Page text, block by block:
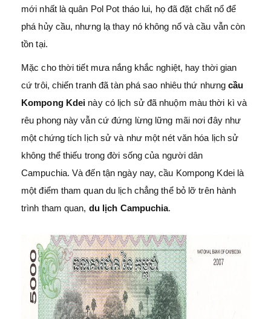
mới nhất là quân Pol Pot tháo lui, họ đã đặt chất nổ để
phá hủy cầu, nhưng lạ thay nó không nổ và cầu vẫn còn
tồn tại.
Mặc cho thời tiết mưa nắng khắc nghiệt, hay thời gian
cứ trôi, chiến tranh đã tàn phá sao nhiêu thứ nhưng cầu
Kompong Kdei này có lịch sử đã nhuộm màu thời kì và
rêu phong này vẫn cứ đứng lừng lững mãi nơi đây như
một chứng tích lịch sử và như một nét văn hóa lịch sử
không thể thiếu trong đời sống của người dân
Campuchia. Và đến tận ngày nay, cầu Kompong Kdei là
một điểm tham quan du lịch chẳng thể bỏ lỡ trên hành
trình tham quan, du lịch Campuchia.